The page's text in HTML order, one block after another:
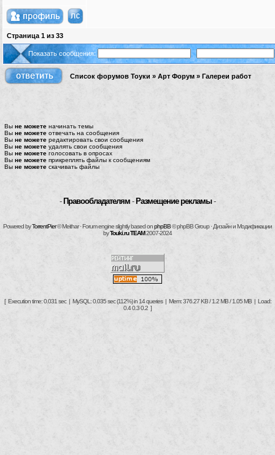
Страница 1 из 33
Показать сообщения:
Список форумов Тоуки » Арт Форум » Галереи работ
Вы не можете начинать темы
Вы не можете отвечать на сообщения
Вы не можете редактировать свои сообщения
Вы не можете удалять свои сообщения
Вы не можете голосовать в опросах
Вы не можете прикреплять файлы к сообщениям
Вы не можете скачивать файлы
- Правообладателям - Размещение рекламы-
Powered byTorrentPier© Meithar · Forum engine slightly based onphpBB© phpBB Group · Дизайн и Модификации
byTouki.ru TEAM2007-2024
[ Execution time: 0.031 sec | MySQL: 0.035 sec (112%) in 14 queries | Mem: 376.27 KB / 1.2 MB / 1.05 MB | Load:
0.4 0.3 0.2 ]